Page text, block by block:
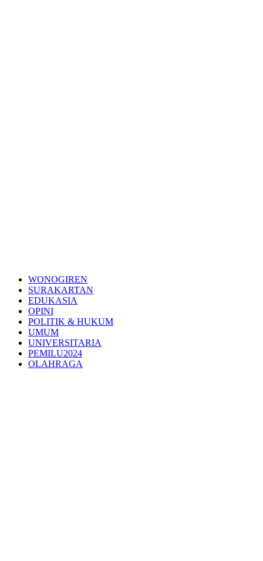
WONOGIREN
SURAKARTAN
EDUKASIA
OPINI
POLITIK & HUKUM
UMUM
UNIVERSITARIA
PEMILU2024
OLAHRAGA